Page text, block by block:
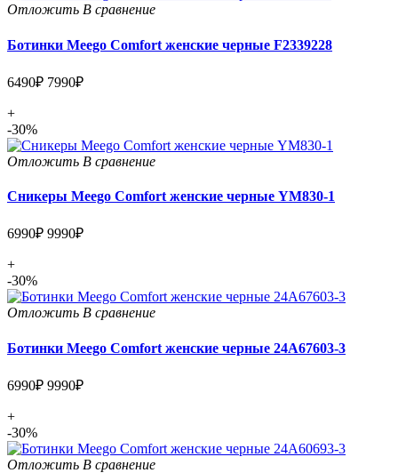
Отложить В сравнение
Ботинки Meego Comfort женские черные F2339228
6490₽ 7990₽
+
-30%
Отложить В сравнение
Сникеры Meego Comfort женские черные YM830-1
6990₽ 9990₽
+
-30%
Отложить В сравнение
Ботинки Meego Comfort женские черные 24A67603-3
6990₽ 9990₽
+
-30%
Отложить В сравнение